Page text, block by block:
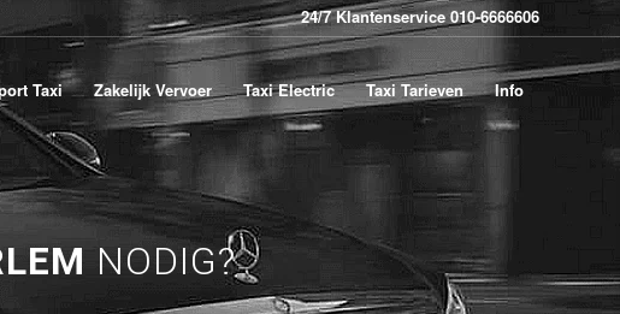
24/7 Klantenservice 010-6666606
Taxi Zakelijk Vervoer Taxi Electric Taxi Tarieven Info
NODIG?